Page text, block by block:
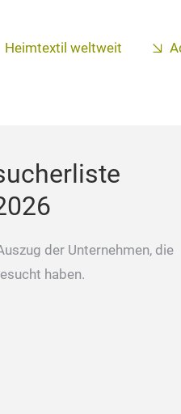
Heimtextil weltweit
der Unternehmen, die
haben.